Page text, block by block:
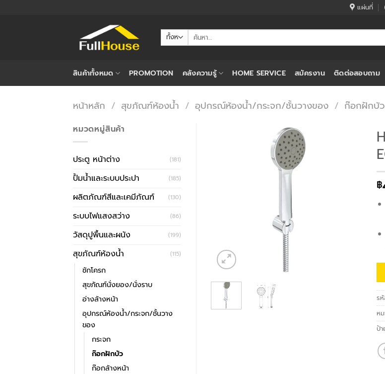
แผ่นที่
ค้นหา:
สินค้าทั้งหมด PROMOTION คลังความรู้ HOME SERVICE สมัครงาน ติดต่อสอบถาม
หน้าหลัก / สุขภัณฑ์ห้องน้ำ / อุปกรณ์ห้องน้ำ/กระจก/ชั้นวางของ / ก๊อกฝักบัว
หมวดหมู่สินค้า
ประตู หน้าต่าง (181)
ปั้มน้ำและระบบประปา (185)
ผลิตภัณฑ์สีและเคมีภัณฑ์ (130)
ระบบไฟแสงสว่าง (86)
วัสดุปูพื้นและผนัง (199)
สุขภัณฑ์ห้องน้ำ (115)
ชักโครก
สุขภัณฑ์นั่งยอง/นั่งราบ
อ่างล้างหน้า
อุปกรณ์ห้องน้ำ/กระจก/ชั้นวาง
ของ
กระจก
ก๊อกฝักบัว
ก๊อกล้างหน้า
฿
ร
ห
ป้